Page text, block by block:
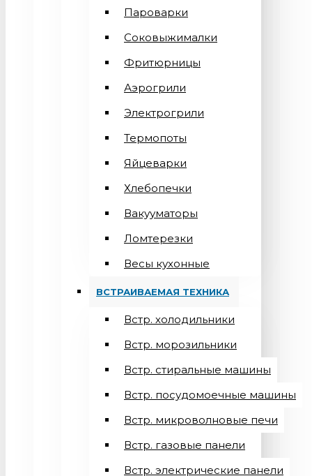
Пароварки
Соковыжималки
Фритюрницы
Аэрогрили
Электрогрили
Термопоты
Яйцеварки
Хлебопечки
Вакууматоры
Ломтерезки
Весы кухонные
ВСТРАИВАЕМАЯ ТЕХНИКА
Встр. холодильники
Встр. морозильники
Встр. стиральные машины
Встр. посудомоечные машины
Встр. микроволновые печи
Встр. газовые панели
Встр. электрические панели